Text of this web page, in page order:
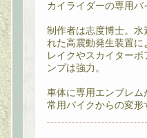
カイライダーの専用バ
制作者は志度博士。水
れた高震動発生装置
レイクやスカイター
ンプは強力。
車体に専用エンブレ
常用バイクからの変形